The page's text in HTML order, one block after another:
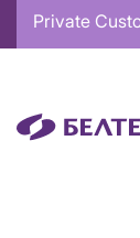
Private